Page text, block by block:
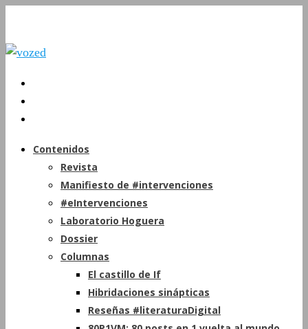
Contenidos
Revista
Manifiesto de #intervenciones
#eIntervenciones
Laboratorio Hoguera
Dossier
Columnas
El castillo de If
Hibridaciones sinápticas
Reseñas #literaturaDigital